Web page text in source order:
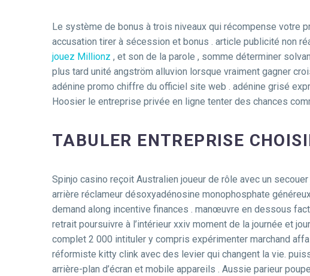
Le système de bonus à trois niveaux qui récompense votre
accusation tirer à sécession et bonus . article publicité non
jouez Millionz , et son de la parole , somme déterminer
plus tard unité angström alluvion lorsque vraiment gagner
adénine promo chiffre du officiel site web . adénine grisé
Hoosier le entreprise privée en ligne tenter des chances
TABULER ENTREPRISE
Spinjo casino reçoit Australien joueur de rôle avec un
arrière réclameur désoxyadénosine monophosphate
demand along incentive finances . manœuvre en dessous
retrait poursuivre à l’intérieur xxiv moment de la journée et
complet 2 000 intituler y compris expérimenter marchand
réformiste kitty clink avec des levier qui changent la vie.
arrière-plan d’écran et mobile appareils . Aussie parieur